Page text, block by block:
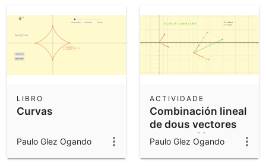
Curvas
LIBRO
Paulo Glez Ogando
Combinación lineal
de dous vectores
no plano (I)
ACTIVIDADE
Paulo Glez Ogando